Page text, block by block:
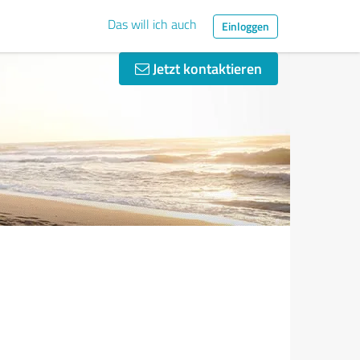
Das will ich auch Einloggen
Jetzt kontaktieren